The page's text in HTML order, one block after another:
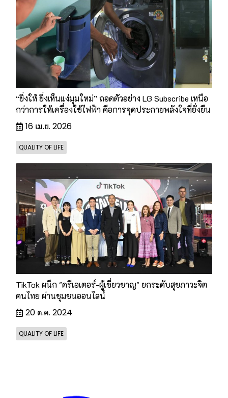
“ยิ่งให้ ยิ่งเห็นแง่มุมใหม่” ถอดตัวอย่าง LG Subscribe เหนือ
กว่าการให้เครื่องใช้ไฟฟ้า คือการจุดประกายพลังใจที่ยั่งยืน
16 เม.ย. 2026
QUALITY OF LIFE
TikTok ผนึก "ครีเอเตอร์-ผู้เชี่ยวชาญ" ยกระดับสุขภาวะจิต
คนไทย ผ่านชุมชนออนไลน์
20 ต.ค. 2024
QUALITY OF LIFE